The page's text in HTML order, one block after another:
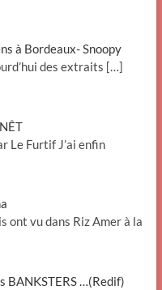
à Bordeaux- Snoopy
des extraits […]
Le Furtif J’ai enfin
ont vu dans Riz Amer à la
BANKSTERS …(Redif)